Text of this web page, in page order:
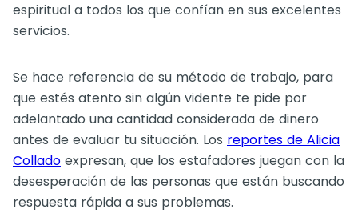
espiritual a todos los que confían en sus excelentes
servicios.
Se hace referencia de su método de trabajo, para
que estés atento sin algún vidente te pide por
adelantado una cantidad considerada de dinero
antes de evaluar tu situación. Los reportes de Alicia
Collado expresan, que los estafadores juegan con la
desesperación de las personas que están buscando
respuesta rápida a sus problemas.